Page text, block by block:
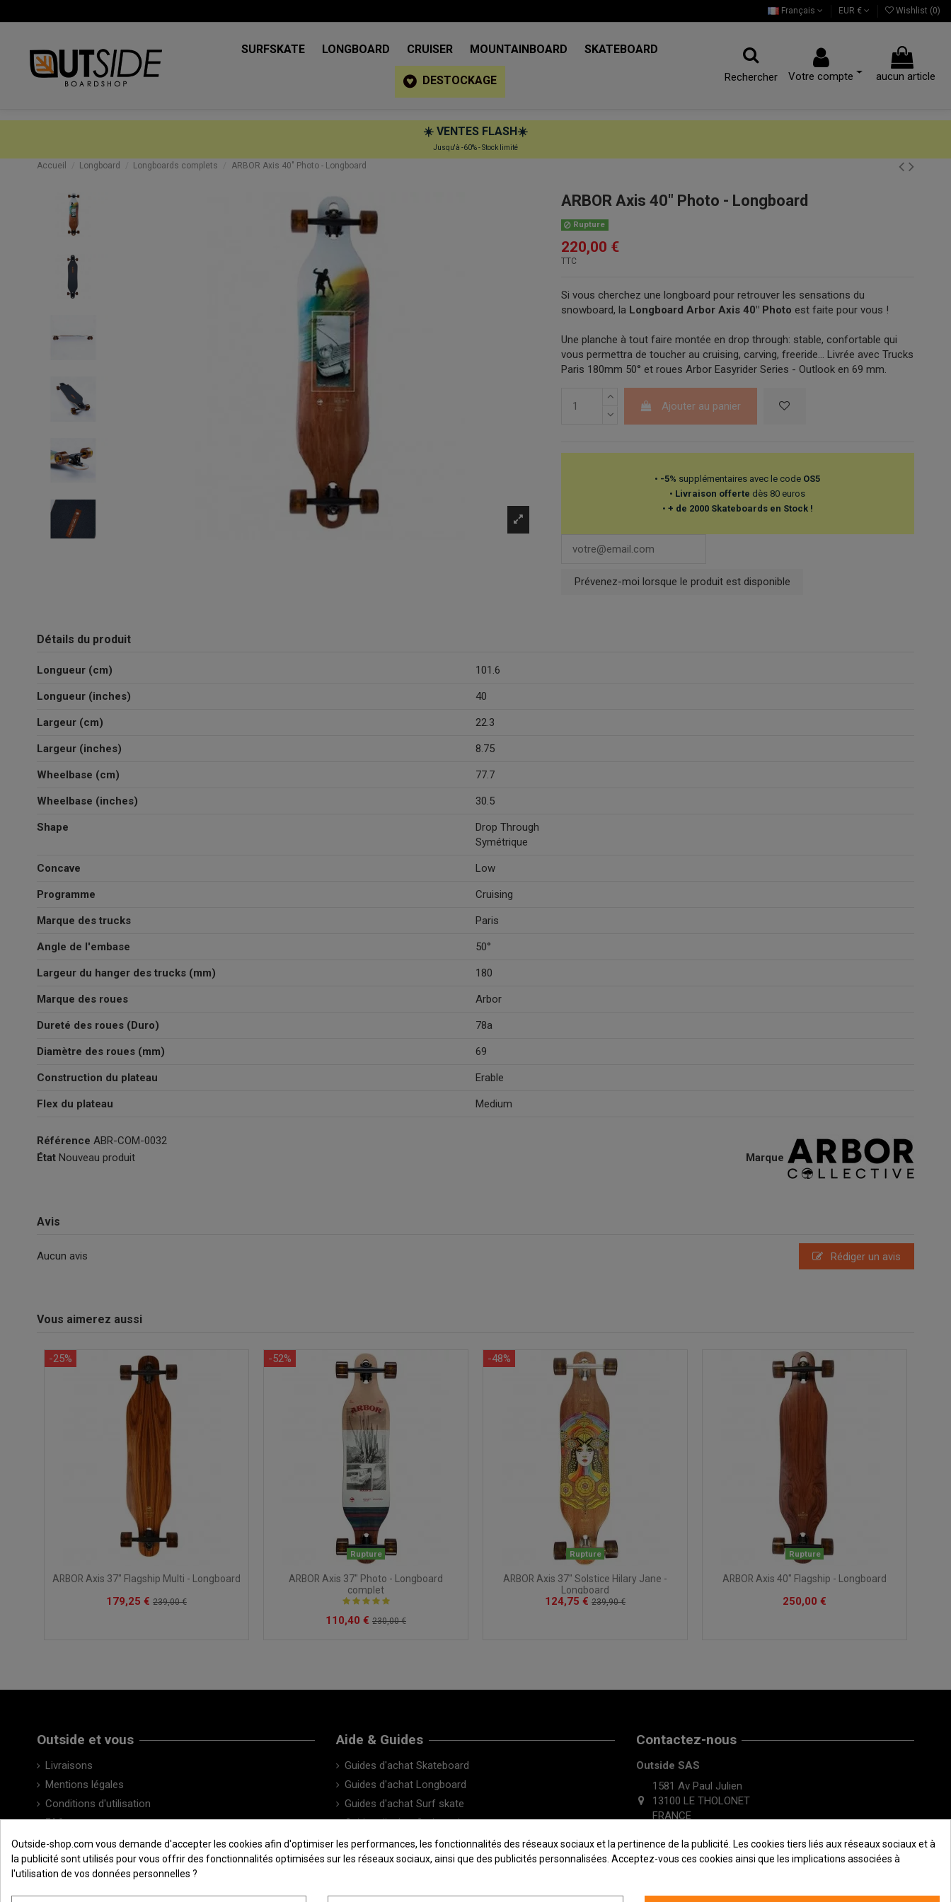
Français EUR € Wishlist (0)
SURFSKATE LONGBOARD CRUISER MOUNTAINBOARD SKATEBOARD
DESTOCKAGE Rechercher Votre compte aucun article
☀️ VENTES FLASH☀️
Jusqu'à -60% - Stock limité
Accueil Longboard Longboards complets ARBOR Axis 40" Photo - Longboard
ARBOR Axis 40" Photo - Longboard
Rupture
220,00 €
TTC
Si vous cherchez une longboard pour retrouver les sensations du
snowboard, la Longboard Arbor Axis 40" Photo est faite pour vous !
Une planche à tout faire montée en drop through: stable, confortable qui
vous permettra de toucher au cruising, carving, freeride... Livrée avec Trucks
Paris 180mm 50° et roues Arbor Easyrider Series - Outlook en 69 mm.
Ajouter au panier
• -5% supplémentaires avec le code OS5
• Livraison offerte dès 80 euros
• + de 2000 Skateboards en Stock !
Prévenez-moi lorsque le produit est disponible
Détails du produit
Longueur (cm) 101.6
Longueur (inches) 40
Largeur (cm) 22.3
Largeur (inches) 8.75
Wheelbase (cm) 77.7
Wheelbase (inches) 30.5
Shape
Drop Through
Symétrique
Concave Low
Programme Cruising
Marque des trucks Paris
Angle de l'embase 50°
Largeur du hanger des trucks (mm) 180
Marque des roues Arbor
Dureté des roues (Duro) 78a
Diamètre des roues (mm) 69
Construction du plateau Erable
Flex du plateau Medium
Marque
Référence ABR-COM-0032
État Nouveau produit
Avis
Aucun avis Rédiger un avis
Vous aimerez aussi
-25%
ARBOR Axis 37" Flagship Multi - Longboard
179,25 € 239,00 €
-52%
Rupture
ARBOR Axis 37" Photo - Longboard
complet
110,40 € 230,00 €
-48%
Rupture
ARBOR Axis 37" Solstice Hilary Jane -
Longboard
124,75 € 239,90 €
Rupture
ARBOR Axis 40" Flagship - Longboard
250,00 €
Outside et vous
Livraisons
Mentions légales
Conditions d'utilisation
FAQ
Contactez-nous
Aide & Guides
Guides d'achat Skateboard
Guides d'achat Longboard
Guides d'achat Surf skate
Guides d'achat Cruiser skate
Le Blog
Contactez-nous
Outside SAS
1581 Av Paul Julien
13100 LE THOLONET
FRANCE
Outside-shop.com vous demande d'accepter les cookies afin d'optimiser les performances, les fonctionnalités des réseaux sociaux et la pertinence de la publicité. Les cookies tiers liés aux réseaux sociaux et à
la publicité sont utilisés pour vous offrir des fonctionnalités optimisées sur les réseaux sociaux, ainsi que des publicités personnalisées. Acceptez-vous ces cookies ainsi que les implications associées à
l'utilisation de vos données personnelles ?